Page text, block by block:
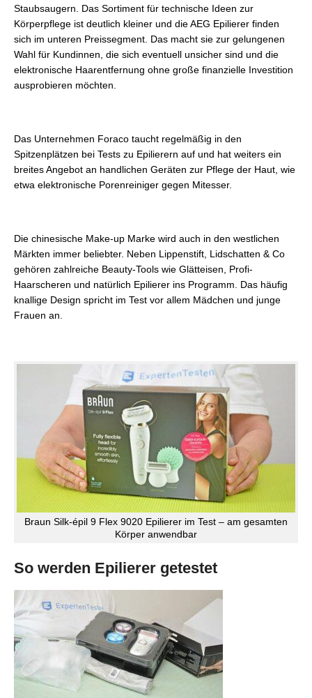
Staubsaugern. Das Sortiment für technische Ideen zur
Körperpflege ist deutlich kleiner und die AEG Epilierer finden
sich im unteren Preissegment. Das macht sie zur gelungenen
Wahl für Kundinnen, die sich eventuell unsicher sind und die
elektronische Haarentfernung ohne große finanzielle Investition
ausprobieren möchten.
Das Unternehmen Foraco taucht regelmäßig in den
Spitzenplätzen bei Tests zu Epilierern auf und hat weiters ein
breites Angebot an handlichen Geräten zur Pflege der Haut, wie
etwa elektronische Porenreiniger gegen Mitesser.
Die chinesische Make-up Marke wird auch in den westlichen
Märkten immer beliebter. Neben Lippenstift, Lidschatten & Co
gehören zahlreiche Beauty-Tools wie Glätteisen, Profi-
Haarscheren und natürlich Epilierer ins Programm. Das häufig
knallige Design spricht im Test vor allem Mädchen und junge
Frauen an.
Braun Silk-épil 9 Flex 9020 Epilierer im Test – am gesamten
Körper anwendbar
So werden Epilierer getestet